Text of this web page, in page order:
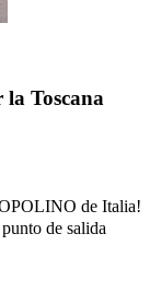
Toscana
de Italia!
de salida